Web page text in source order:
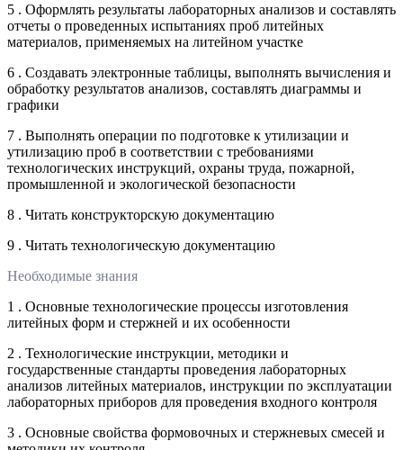
5 . Оформлять результаты лабораторных анализов и составлять
отчеты о проведенных испытаниях проб литейных
материалов, применяемых на литейном участке
6 . Создавать электронные таблицы, выполнять вычисления и
обработку результатов анализов, составлять диаграммы и
графики
7 . Выполнять операции по подготовке к утилизации и
утилизацию проб в соответствии с требованиями
технологических инструкций, охраны труда, пожарной,
промышленной и экологической безопасности
8 . Читать конструкторскую документацию
9 . Читать технологическую документацию
Необходимые знания
1 . Основные технологические процессы изготовления
литейных форм и стержней и их особенности
2 . Технологические инструкции, методики и
государственные стандарты проведения лабораторных
анализов литейных материалов, инструкции по эксплуатации
лабораторных приборов для проведения входного контроля
3 . Основные свойства формовочных и стержневых смесей и